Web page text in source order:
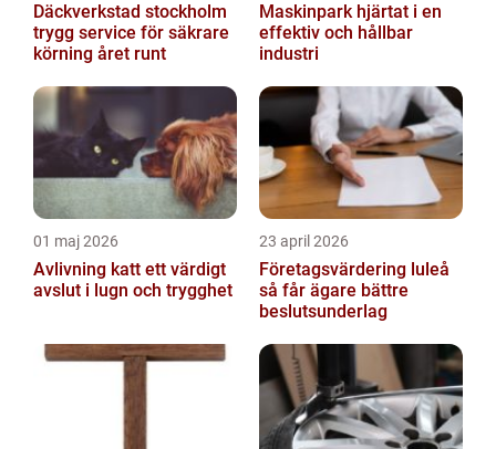
Däckverkstad stockholm
trygg service för säkrare
körning året runt
Maskinpark hjärtat i en
effektiv och hållbar
industri
01 maj 2026
Avlivning katt ett värdigt
avslut i lugn och trygghet
23 april 2026
Företagsvärdering luleå
så får ägare bättre
beslutsunderlag